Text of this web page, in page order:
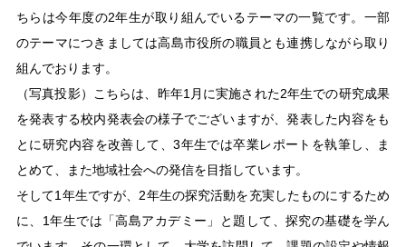
ちらは今年度の2年生が取り組んでいるテーマの一覧です。一部
のテーマにつきましては高島市役所の職員とも連携しながら取り
組んでおります。
（写真投影）こちらは、昨年1月に実施された2年生での研究成果
を発表する校内発表会の様子でございますが、発表した内容をも
とに研究内容を改善して、3年生では卒業レポートを執筆し、ま
とめて、また地域社会への発信を目指しています。
そして1年生ですが、2年生の探究活動を充実したものにするため
に、1年生では「高島アカデミー」と題して、探究の基礎を学ん